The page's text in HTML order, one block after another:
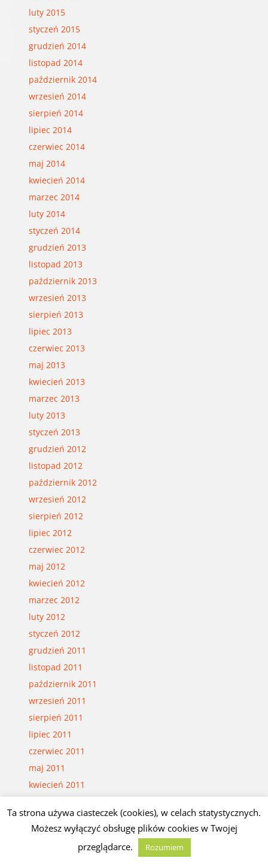
luty 2015
styczeń 2015
grudzień 2014
listopad 2014
październik 2014
wrzesień 2014
sierpień 2014
lipiec 2014
czerwiec 2014
maj 2014
kwiecień 2014
marzec 2014
luty 2014
styczeń 2014
grudzień 2013
listopad 2013
październik 2013
wrzesień 2013
sierpień 2013
lipiec 2013
czerwiec 2013
maj 2013
kwiecień 2013
marzec 2013
luty 2013
styczeń 2013
grudzień 2012
listopad 2012
październik 2012
wrzesień 2012
sierpień 2012
lipiec 2012
czerwiec 2012
maj 2012
kwiecień 2012
marzec 2012
luty 2012
styczeń 2012
grudzień 2011
listopad 2011
październik 2011
wrzesień 2011
sierpień 2011
lipiec 2011
czerwiec 2011
maj 2011
kwiecień 2011
luty 2011
styczeń 2011
grudzień 2010
Ta strona używa ciasteczek (cookies), w celach statystycznych.
Możesz wyłączyć obsługę plików cookies w Twojej
przeglądarce.
Rozumiem